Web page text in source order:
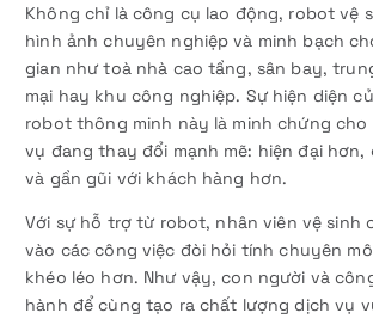
Không chỉ là công cụ lao động, robot vệ
hình ảnh chuyên nghiệp và minh bạch
gian như toà nhà cao tầng, sân bay,
mại hay khu công nghiệp. Sự hiện diện
robot thông minh này là minh chứng cho
vụ đang thay đổi mạnh mẽ: hiện đại hơn,
và gần gũi với khách hàng hơn.
Với sự hỗ trợ từ robot, nhân viên vệ sinh
vào các công việc đòi hỏi tính chuyên
khéo léo hơn. Như vậy, con người và
hành để cùng tạo ra chất lượng dịch vụ